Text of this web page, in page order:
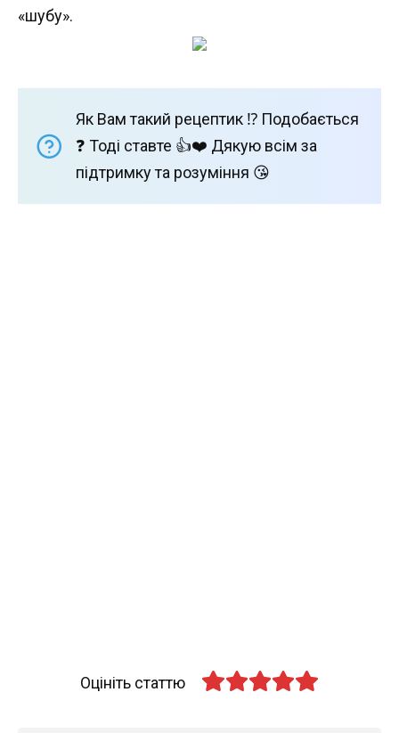
«шубу».
Як Вам такий рецептик ⁉️ Подобається
❓ Тоді ставте 👍❤️ Дякую всім за
підтримку та розуміння 😘
Оцініть статтю